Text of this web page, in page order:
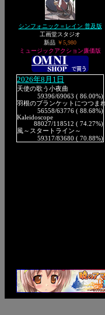
シンフォニック＝レイン 普及版
工画堂スタジオ
新品 ￥5,980
ミュージックアクション廉価版
2026年8月1日
天使の歌う小夜曲
59396/69063 ( 86.00%)
羽根のブランケットにつつま
56558/63776 ( 88.68%)
Kaleidoscope
88027/118512 ( 74.27%)
風～スタートライン～
59317/83680 ( 70.88%)